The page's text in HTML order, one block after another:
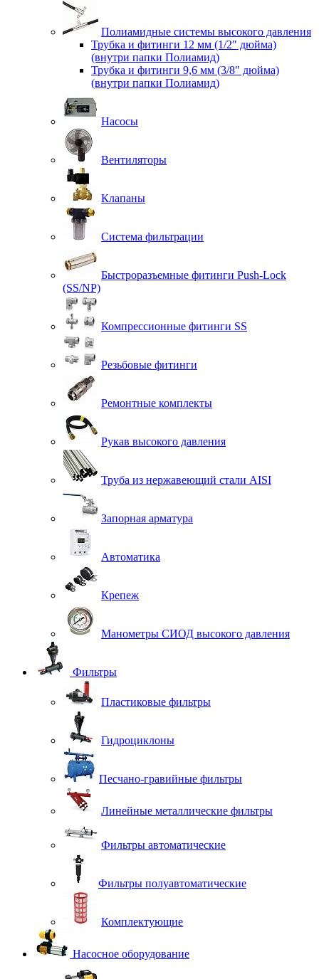
Полиамидные системы высокого давления
Трубка и фитинги 12 мм (1/2" дюйма)
(внутри папки Полиамид)
Трубка и фитинги 9,6 мм (3/8" дюйма)
(внутри папки Полиамид)
Насосы
Вентиляторы
Клапаны
Система фильтрации
Быстроразъемные фитинги Push-Lock
(SS/NP)
Компрессионные фитинги SS
Резьбовые фитинги
Ремонтные комплекты
Рукав высокого давления
Труба из нержавеющий стали AISI
Запорная арматура
Автоматика
Крепеж
Манометры СИОД высокого давления
Фильтры
Пластиковые фильтры
Гидроциклоны
Песчано-гравийные фильтры
Линейные металлические фильтры
Фильтры автоматические
Фильтры полуавтоматические
Комплектующие
Насосное оборудование